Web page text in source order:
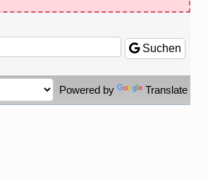
Suchen
Powered by Translate